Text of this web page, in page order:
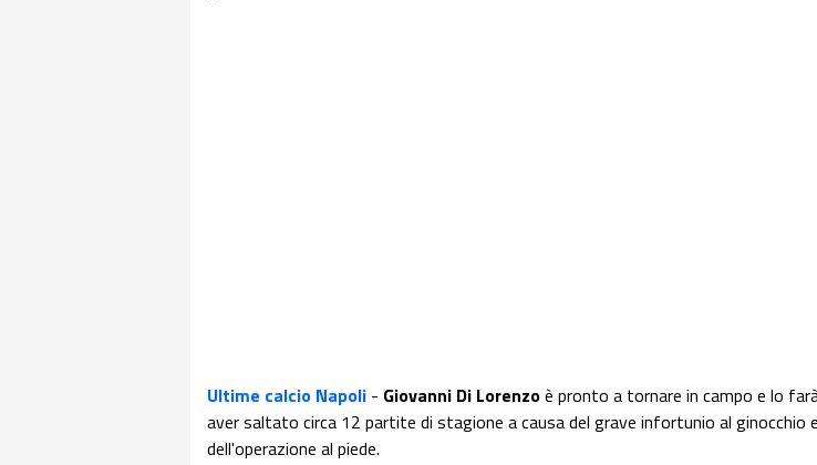
Ultime calcio Napoli - Giovanni Di Lorenzoè pronto a tornare in campo e lo
aver saltato circa 12 partite di stagione a causa del grave infortunio al ginocchio e
dell'operazione al piede.